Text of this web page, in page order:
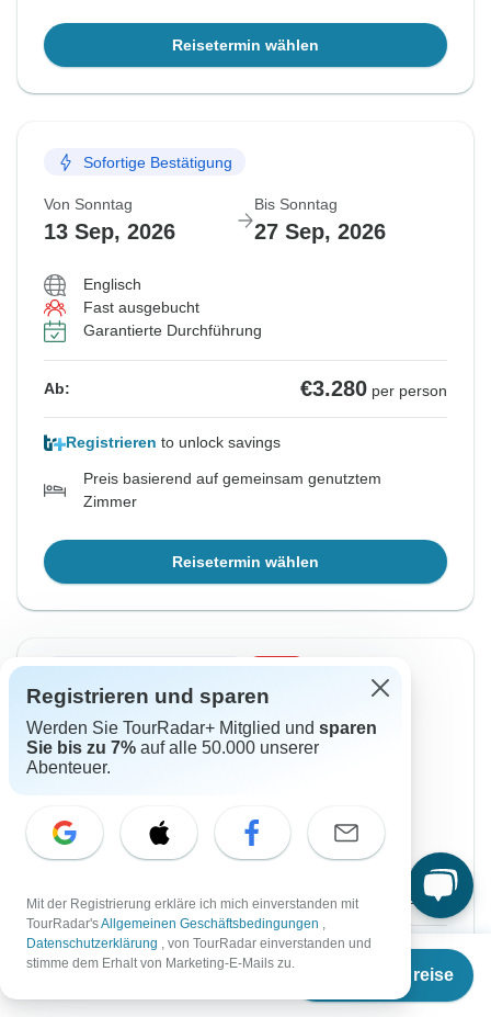
Ab€3.195
Termine & Preise
Reisetermin wählen
Sofortige Bestätigung
Von Sonntag
13 Sep, 2026
Bis Sonntag
27 Sep, 2026
Englisch
Fast ausgebucht
Garantierte Durchführung
Ab: €3.280 per person
Registrieren to unlock savings
Preis basierend auf gemeinsam genutztem
Zimmer
Reisetermin wählen
Sofortige Bestätigung -15%
Von Mittwoch
16 Sep, 2026 30 Sep, 2026
Garantierte Durchführung
Ab: €3.151€2.679 per person
Registrieren to unlock savings
Registrieren und sparen
Werden Sie TourRadar+ Mitglied und sparen
Sie bis zu 7% auf alle 50.000 unserer
Abenteuer.
Mit der Registrierung erkläre ich mich einverstanden mit
TourRadar'sAllgemeinen Geschäftsbedingungen ,
Datenschutzerklärung , von TourRadar einverstanden und
stimme dem Erhalt von Marketing-E-Mails zu.